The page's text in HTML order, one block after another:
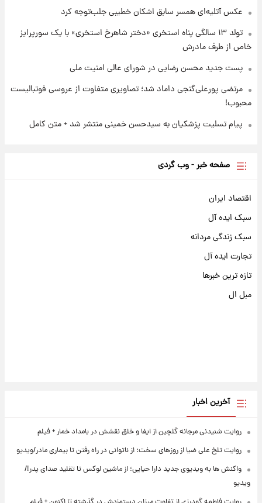
دل صحرا + عکس
عکس‌ آتلیه‌ای همسر سابق اشکان خطیبی جلب‌توجه کرد
تولد ۱۳ سالگی پناه استخری «دختر شاهرخ استخری» با یک سورپرایز
خاص از طرف مادرش
پست جدید محسن رضایی در شورای عالی امنیت ملی
مرتضی پورعلی‌گنجی داماد شد؛ تصاویری متفاوت از عروسی فوتبالیست
محبوب!
پیام تسلیت پزشکیان به سیدحسن خمینی منتشر شد + متن کامل
صفحه خبر - وب گردی
اقتصاد ایران
سبک ایده آل
سبک زندگی مردانه
تجارت ایده آل
تازه ترین خبرها
مبل ال
آخرین اخبار
روایت شنیدنی مرجانه گلچین از ایفا و خلق نقشش در بامداد خمار + فیلم
روایت تلخ علی ضیا از روزهای سخت: از ناتوانی در راه رفتن تا بیماری مادر/ویدیو
واکنش ها به ویدیوی جدید دارا حیایی؛ از ماشین لوکس تا تقلید صدای پدر!/
ویدیو